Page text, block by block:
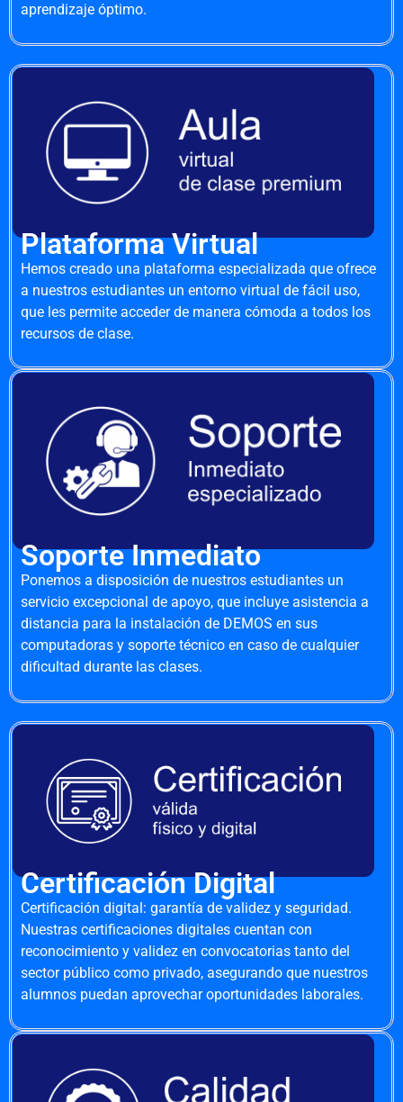
aprendizaje óptimo.
Plataforma Virtual
Hemos creado una plataforma especializada que ofrece
a nuestros estudiantes un entorno virtual de fácil uso,
que les permite acceder de manera cómoda a todos los
recursos de clase.
Soporte Inmediato
Ponemos a disposición de nuestros estudiantes un
servicio excepcional de apoyo, que incluye asistencia a
distancia para la instalación de DEMOS en sus
computadoras y soporte técnico en caso de cualquier
dificultad durante las clases.
Certificación Digital
Certificación digital: garantía de validez y seguridad.
Nuestras certificaciones digitales cuentan con
reconocimiento y validez en convocatorias tanto del
sector público como privado, asegurando que nuestros
alumnos puedan aprovechar oportunidades laborales.